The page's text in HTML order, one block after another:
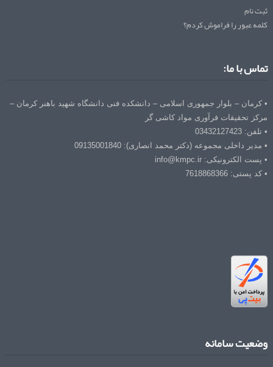
ثبت نام
کلمه عبور را فراموش کردم؟
تماس با ما:
• کرمان – بلوار جمهوری اسلامی – دانشکده فنی دانشگاه شهید باهنر کرمان –
مرکز تحقیقات فرآوری مواد کاشی گر
• تلفن: 03432127423
• مدیر داخلی مجموعه (دکتر محمد انصاری): 09135001840
• پست الکترونیکی: info@kmpc.ir
• کد پستی: 7618868366
وضعیت سامانه